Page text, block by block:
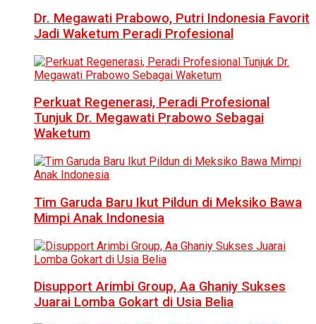
Dr. Megawati Prabowo, Putri Indonesia Favorit
Jadi Waketum Peradi Profesional
Perkuat Regenerasi, Peradi Profesional
Tunjuk Dr. Megawati Prabowo Sebagai
Waketum
Tim Garuda Baru Ikut Pildun di Meksiko Bawa
Mimpi Anak Indonesia
Disupport Arimbi Group, Aa Ghaniy Sukses
Juarai Lomba Gokart di Usia Belia